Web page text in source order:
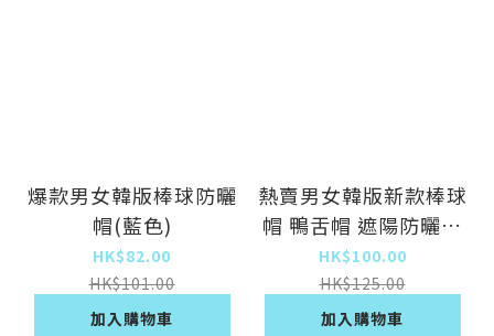
爆款男女韓版棒球防曬
帽(藍色)
HK$82.00
HK$101.00
加入購物車
熱賣男女韓版新款棒球
帽 鴨舌帽 遮陽防曬彎
帽檐帽子(黑色)
HK$100.00
HK$125.00
加入購物車